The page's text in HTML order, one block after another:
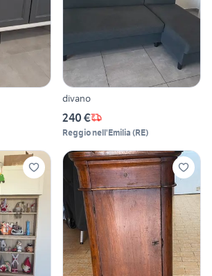
divano
240 €
Reggio nell'Emilia (RE)